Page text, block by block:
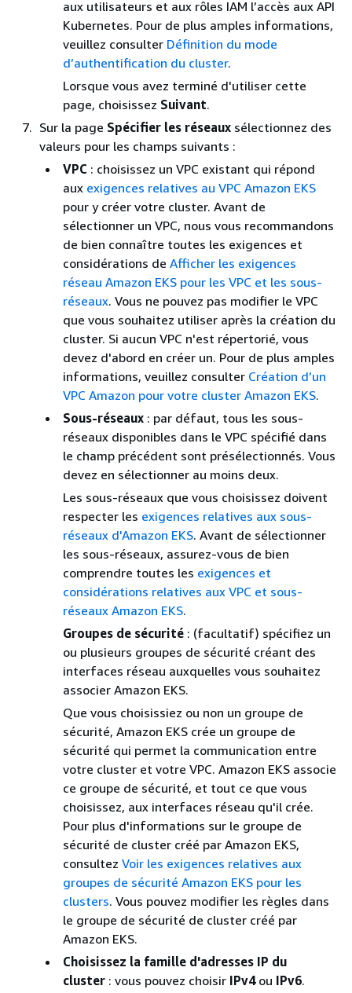
aux utilisateurs et aux rôles IAM l’accès aux API
Kubernetes. Pour de plus amples informations,
veuillez consulter Définition du mode
d’authentification du cluster.
Lorsque vous avez terminé d'utiliser cette
page, choisissez Suivant.
Sur la page Spécifier les réseaux sélectionnez des
valeurs pour les champs suivants :
VPC : choisissez un VPC existant qui répond
aux exigences relatives au VPC Amazon EKS
pour y créer votre cluster. Avant de
sélectionner un VPC, nous vous recommandons
de bien connaître toutes les exigences et
considérations de Afficher les exigences
réseau Amazon EKS pour les VPC et les sous-
réseaux. Vous ne pouvez pas modifier le VPC
que vous souhaitez utiliser après la création du
cluster. Si aucun VPC n'est répertorié, vous
devez d'abord en créer un. Pour de plus amples
informations, veuillez consulter Création d’un
VPC Amazon pour votre cluster Amazon EKS.
Sous-réseaux : par défaut, tous les sous-
réseaux disponibles dans le VPC spécifié dans
le champ précédent sont présélectionnés. Vous
devez en sélectionner au moins deux.
Les sous-réseaux que vous choisissez doivent
respecter les exigences relatives aux sous-
réseaux d'Amazon EKS. Avant de sélectionner
les sous-réseaux, assurez-vous de bien
comprendre toutes les exigences et
considérations relatives aux VPC et sous-
réseaux Amazon EKS.
Groupes de sécurité : (facultatif) spécifiez un
ou plusieurs groupes de sécurité créant des
interfaces réseau auxquelles vous souhaitez
associer Amazon EKS.
Que vous choisissiez ou non un groupe de
sécurité, Amazon EKS crée un groupe de
sécurité qui permet la communication entre
votre cluster et votre VPC. Amazon EKS associe
ce groupe de sécurité, et tout ce que vous
choisissez, aux interfaces réseau qu'il crée.
Pour plus d'informations sur le groupe de
sécurité de cluster créé par Amazon EKS,
consultez Voir les exigences relatives aux
groupes de sécurité Amazon EKS pour les
clusters. Vous pouvez modifier les règles dans
le groupe de sécurité de cluster créé par
Amazon EKS.
Choisissez la famille d'adresses IP du
cluster : vous pouvez choisir IPv4ou IPv6.